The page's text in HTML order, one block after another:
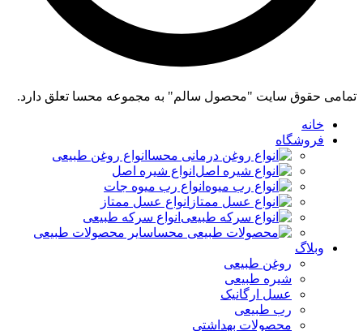
تمامی حقوق سایت "محصول سالم" به مجموعه محسا تعلق دارد.
خانه
فروشگاه
انواع روغن طبیعی
انواع شیره اصل
انواع رب میوه جات
انواع عسل ممتاز
انواع سرکه طبیعی
سایر محصولات طبیعی
وبلاگ
روغن طبیعی
شیره طبیعی
عسل ارگانیک
رب طبیعی
محصولات بهداشتی